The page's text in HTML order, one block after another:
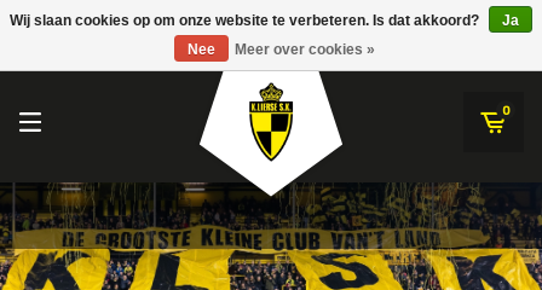
K.Lierse S.K.
Topfanz Outlet
Marktrock
0
Wij slaan cookies op om onze website te verbeteren. Is dat akkoord?
Ja
Nee
Meer over cookies »